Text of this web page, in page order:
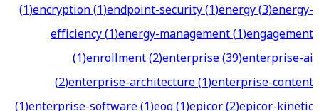
(1)encryption(1)endpoint-security(1)energy(3)energy-
efficiency(1)energy-management(1)engagement
(1)enrollment(2)enterprise(39)enterprise-ai
(2)enterprise-architecture(1)enterprise-content